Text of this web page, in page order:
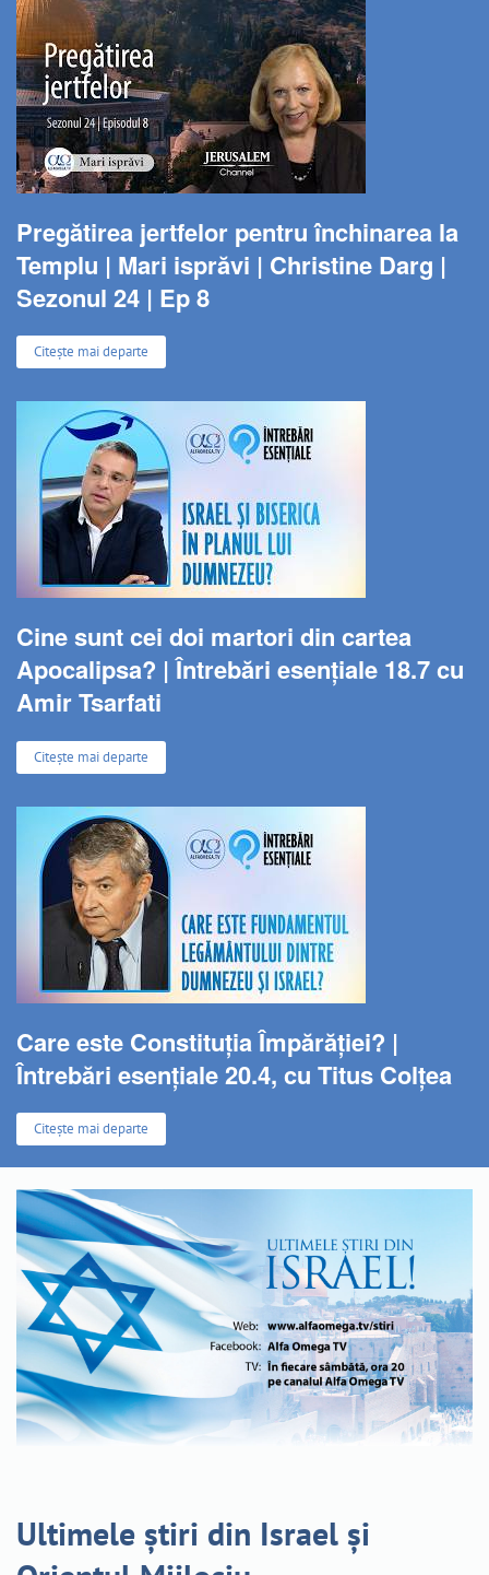
Pregătirea jertfelor pentru închinarea la
Templu | Mari isprăvi | Christine Darg |
Sezonul 24 | Ep 8
Citește mai departe
Cine sunt cei doi martori din cartea
Apocalipsa? | Întrebări esențiale 18.7 cu
Amir Tsarfati
Citește mai departe
Care este Constituția Împărăției? |
Întrebări esențiale 20.4, cu Titus Colțea
Citește mai departe
Ultimele știri din Israel și